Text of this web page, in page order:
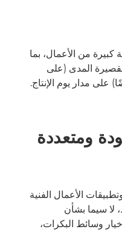
كبيرة من الأعمال، بما
المدى (على
على مدار يوم الإنتاج.
ومتعددة
الأعمال الفنية
لا سيما بشأن
خيار وسائط البكرات،